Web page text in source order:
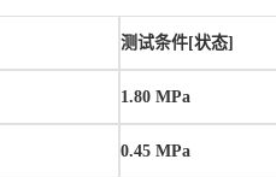
测试条件[状态]
1.80 MPa
0.45 MPa